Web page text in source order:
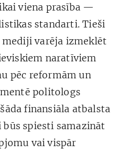
viena prasība —
standarti. Tieši
varēja izmeklēt
naratīviem
pēc reformām un
politologs
finansiāla atbalsta
spiesti samazināt
vai vispār